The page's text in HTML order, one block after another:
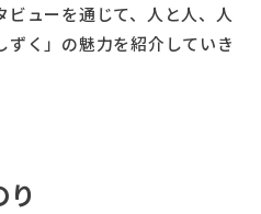
ューを通じて、人と人、人
ずく」の魅力を紹介していき